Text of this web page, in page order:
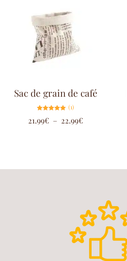
Sac de grain de café
5.00
(1)
21.99€ – 22.99€